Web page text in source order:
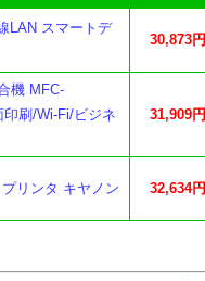
LAN スマートデ
30,873円
機 MFC-
刷/Wi-Fi/ビジネ
31,909円
リンタ キヤノン 32,634円